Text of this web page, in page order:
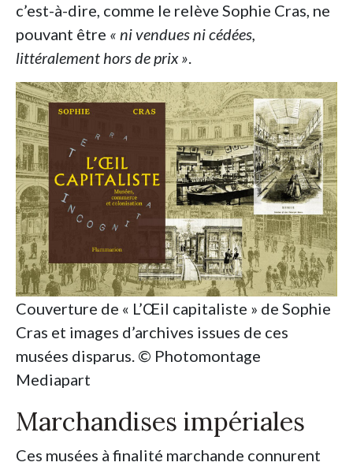
c’est-à-dire, comme le relève Sophie Cras, ne
pouvant être « ni vendues ni cédées,
littéralement hors de prix ».
Couverture de « L’Œil capitaliste » de Sophie
Cras et images d’archives issues de ces
musées disparus. © Photomontage
Mediapart
Marchandises impériales
Ces musées à finalité marchande connurent